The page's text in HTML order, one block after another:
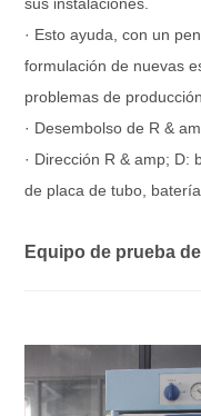
· Esto ayuda, con un
formulación de nuevas
problemas de
· Desembolso de R &
· Dirección R & amp; D:
de placa de tubo,
Equipo de prueba